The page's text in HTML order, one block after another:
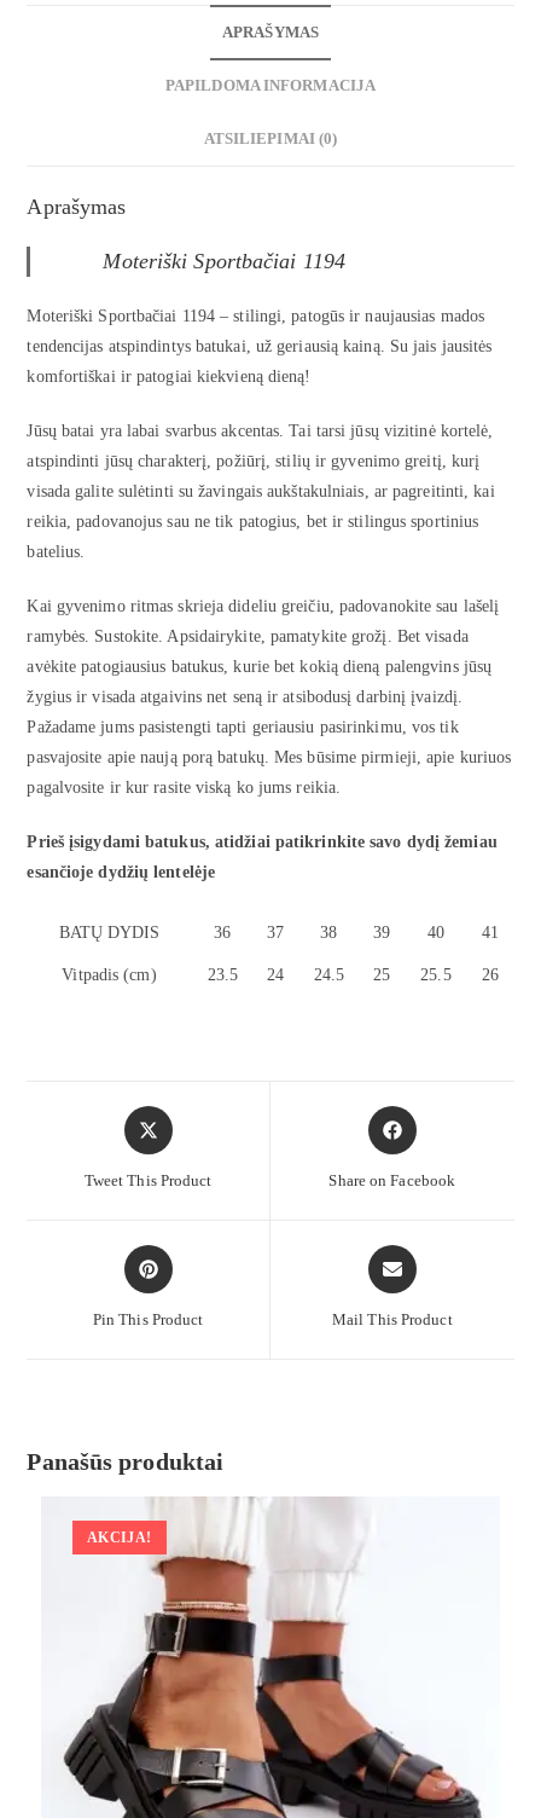
APRAŠYMAS
PAPILDOMA INFORMACIJA
ATSILIEPIMAI (0)
Aprašymas
Moteriški Sportbačiai 1194
Moteriški Sportbačiai 1194 – stilingi, patogūs ir naujausias mados
tendencijas atspindintys batukai, už geriausią kainą. Su jais jausitės
komfortiškai ir patogiai kiekvieną dieną!
Jūsų batai yra labai svarbus akcentas. Tai tarsi jūsų vizitinė kortelė,
atspindinti jūsų charakterį, požiūrį, stilių ir gyvenimo greitį, kurį
visada galite sulėtinti su žavingais aukštakulniais, ar pagreitinti, kai
reikia, padovanojus sau ne tik patogius, bet ir stilingus sportinius
batelius.
Kai gyvenimo ritmas skrieja dideliu greičiu, padovanokite sau lašelį
ramybės. Sustokite. Apsidairykite, pamatykite grožį. Bet visada
avėkite patogiausius batukus, kurie bet kokią dieną palengvins jūsų
žygius ir visada atgaivins net seną ir atsibodusį darbinį įvaizdį.
Pažadame jums pasistengti tapti geriausiu pasirinkimu, vos tik
pasvajosite apie naują porą batukų. Mes būsime pirmieji, apie kuriuos
pagalvosite ir kur rasite viską ko jums reikia.
Prieš įsigydami batukus, atidžiai patikrinkite savo dydį žemiau
esančioje dydžių lentelėje
BATŲ DYDIS 36 37 38 39 40 41
Vitpadis (cm) 23.5 24 24.5 25 25.5 26
Tweet This Product Share on Facebook
Pin This Product Mail This Product
Panašūs produktai
AKCIJA!